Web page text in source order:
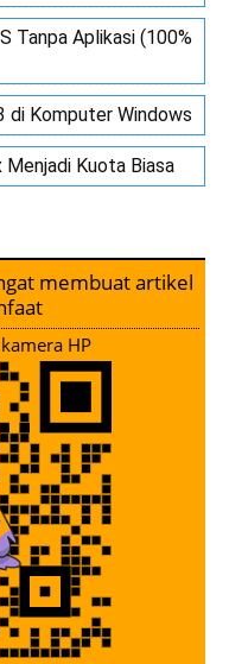
Tanpa Aplikasi (100%
Komputer Windows
Kuota Biasa
membuat artikel
HP